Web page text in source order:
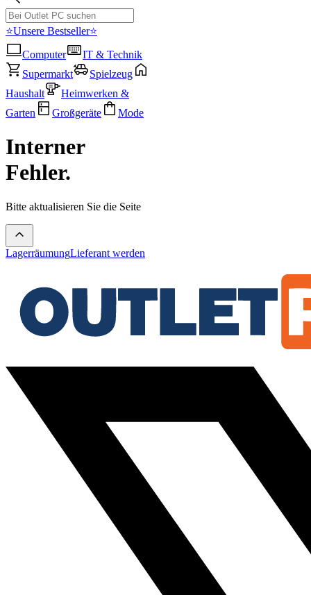
⭐Unsere Bestseller⭐
Computer
IT & Technik
Supermarkt
Spielzeug
Haushalt
Heimwerken &
Garten
Großgeräte Mode
Interner
Fehler.
Bitte aktualisieren Sie die Seite
LagerräumungLieferant werden